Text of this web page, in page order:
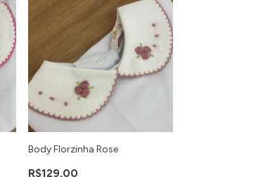
Body Florzinha Rose
R$129,00